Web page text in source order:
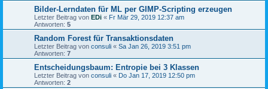
Bilder-Lerndaten für ML per GIMP-Scripting erzeugen
Letzter Beitrag von EDi « Fr Mär 29, 2019 12:37 am
Antworten: 5
Random Forest für Transaktionsdaten
Letzter Beitrag von consuli « Sa Jan 26, 2019 3:51 pm
Antworten: 7
Entscheidungsbaum: Entropie bei 3 Klassen
Letzter Beitrag von consuli « Do Jan 17, 2019 12:50 pm
Antworten: 2